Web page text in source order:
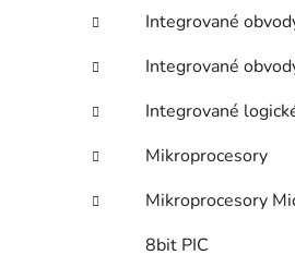
Integrované
Integrované
Integrované
Mikroprocesory
Mikroprocesory
8bit PIC